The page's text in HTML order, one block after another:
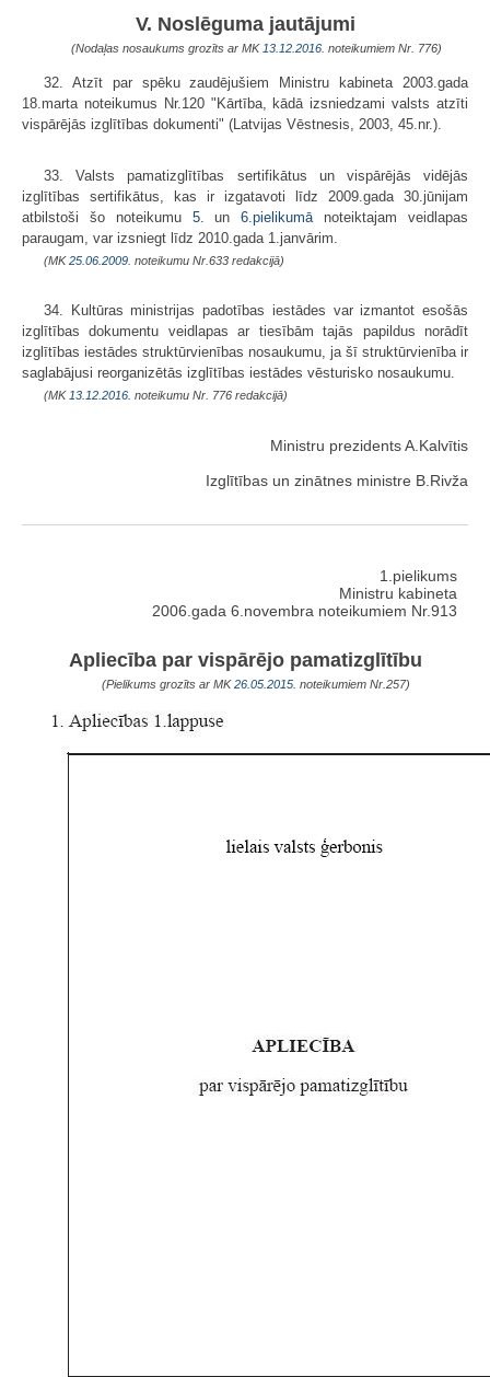
V. Noslēguma jautājumi
(Nodaļas nosaukums grozīts ar MK 13.12.2016. noteikumiem Nr. 776)
32. Atzīt par spēku zaudējušiem Ministru kabineta 2003.gada
18.marta noteikumus Nr.120 "Kārtība, kādā izsniedzami valsts atzīti
vispārējās izglītības dokumenti" (Latvijas Vēstnesis, 2003, 45.nr.).
33. Valsts pamatizglītības sertifikātus un vispārējās vidējās
izglītības serti­fikātus, kas ir izgatavoti līdz 2009.gada 30.jūnijam
atbilstoši šo noteikumu 5.un6.pielikumānoteiktajam veidlapas
paraugam, var izsniegt līdz 2010.gada 1.janvārim.
(MK25.06.2009. noteikumu Nr.633 redakcijā)
34. Kultūras ministrijas padotības iestādes var izmantot esošās
izglītības dokumentu veidlapas ar tiesībām tajās papildus norādīt
izglītības iestādes struktūrvienības nosaukumu, ja šī struktūrvienība ir
saglabājusi reorganizētās izglītības iestādes vēsturisko nosaukumu.
(MK 13.12.2016. noteikumu Nr. 776 redakcijā)
Ministru prezidents A.Kalvītis
Izglītības un zinātnes ministre B.Rivža
1.pielikums
Ministru kabineta
2006.gada 6.novembra noteikumiem Nr.913
Apliecība par vispārējo pamatizglītību
(Pielikums grozīts ar MK26.05.2015. noteikumiem Nr.257)